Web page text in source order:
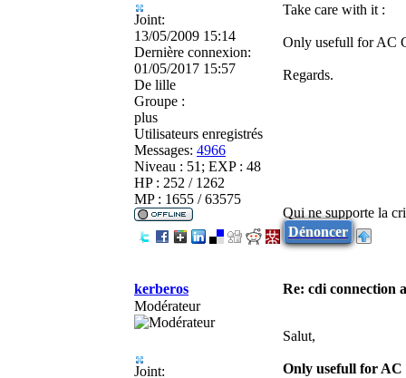
Joint:
13/05/2009 15:14
Dernière connexion:
01/05/2017 15:57
De lille
Groupe :
plus
Utilisateurs enregistrés
Messages: 4966
Niveau : 51; EXP : 48
HP : 252 / 1262
MP : 1655 / 63575
Take care with it :
Only usefull for AC
Regards.
Qui ne supporte la
Dénoncer
kerberos
Re: cdi connection
Modérateur
Joint:
Salut,
Only usefull for